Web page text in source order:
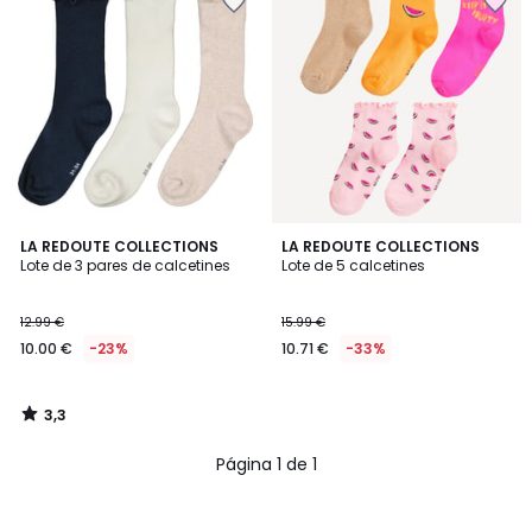
LA REDOUTE COLLECTIONS
Lote de 3 pares de calcetines
12.99 €
10.00 € -23%
3,3
/ 5
3,3
/
LA REDOUTE COLLECTIONS
Lote de 5 calcetines
15.99 €
10.71 € -33%
Página 1 de 1